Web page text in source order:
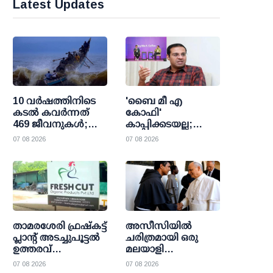
Latest Updates
10 വര്‍ഷത്തിനിടെ
കടല്‍ കവര്‍ന്നത്
469 ജീവനുകള്‍;
47000 ത്തിലധികം
രക്ഷാകരമേകി
മറൈന്‍ ഫിഷറീസ്
07 08 2026
'ബൈ മീ എ
കോഫി'
കാപ്പിക്കടയല്ല;
വിമര്‍ശനങ്ങള്‍ക്ക്
റോജി എം. ജോണ്‍
07 08 2026
താമരശേരി ഫ്രഷ്കട്ട്
പ്ലാന്റ് അടച്ചുപൂട്ടൽ
ഉത്തരവ്
ഹൈക്കോടതി സ്റ്റേ
07 08 2026
അസീസിയിൽ
ചരിത്രമായി ഒരു
മലയാളി
സമർപ്പണം;
07 08 2026